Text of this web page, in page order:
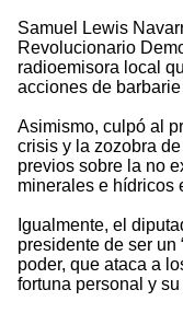
Samuel Lewis
Revolucionario
radioemisora local
acciones de
Asimismo, culpó al
crisis y la zozobra
previos sobre la no
minerales e hídricos
Igualmente, el
presidente de ser un
poder, que ataca a
fortuna personal y su